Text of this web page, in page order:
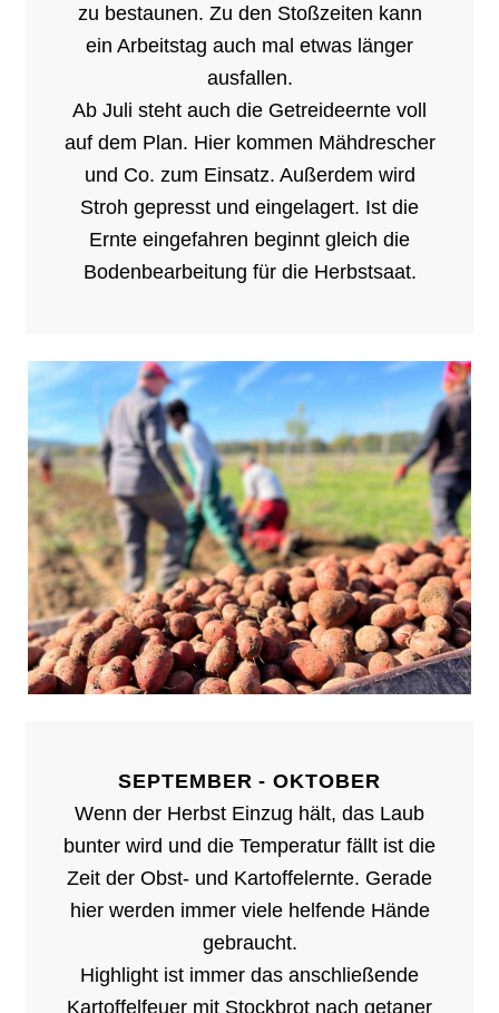
zu bestaunen. Zu den Stoßzeiten kann
ein Arbeitstag auch mal etwas länger
ausfallen.
Ab Juli steht auch die Getreideernte voll
auf dem Plan. Hier kommen Mähdrescher
und Co. zum Einsatz. Außerdem wird
Stroh gepresst und eingelagert. Ist die
Ernte eingefahren beginnt gleich die
Bodenbearbeitung für die Herbstsaat.
SEPTEMBER - OKTOBER
Wenn der Herbst Einzug hält, das Laub
bunter wird und die Temperatur fällt ist die
Zeit der Obst- und Kartoffelernte. Gerade
hier werden immer viele helfende Hände
gebraucht.
Highlight ist immer das anschließende
Kartoffelfeuer mit Stockbrot nach getaner